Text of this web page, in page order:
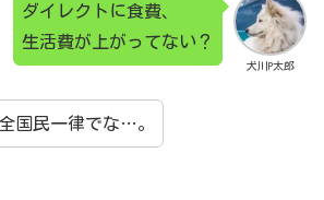
犬川P太郎
ダイレクトに食費、
生活費が上がってない？
国民一律でな…。